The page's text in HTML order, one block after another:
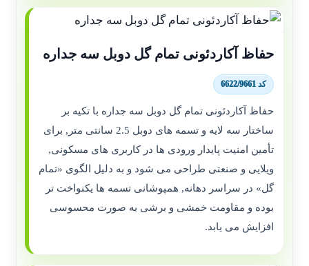
حفاظ آکاردئونی تمام گل دوبل سه جداره
کد 6622/9661
حفاظ آکاردئونی تمام گل دوبل سه جداره با تکیه بر
ساختار سه لایه و تسمه های دوبل 2.5 سانتی متر, برای
تأمین امنیت پایدار ورودی ها در کاربری های مسکونی,
ویلایی و صنعتی طراحی می شود و به دلیل الگوی «تمام
گل» در سراسر دهانه, همپوشانی تسمه ها یکنواخت تر
بوده و مقاومت خمشی و برشی به صورت محسوسی
افزایش می یابد.